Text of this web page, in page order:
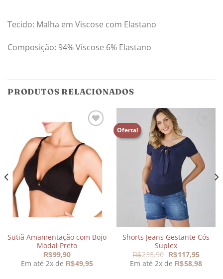
Tecido: Malha em Viscose com Elastano
Composição: 94% Viscose 6% Elastano
PRODUTOS RELACIONADOS
Adicionar
desejos
Sutiã Amamentação com Bojo
Modal Preto
R$99,90
Em até 2x de R$49,95
Oferta!
Adicionar
aos
meus
desejos
Shorts Jeans Gestante Cós
Suplex
R$235,90 O
preço
original
R$117,95O
preço
atual
Em até 2x de R$58,98